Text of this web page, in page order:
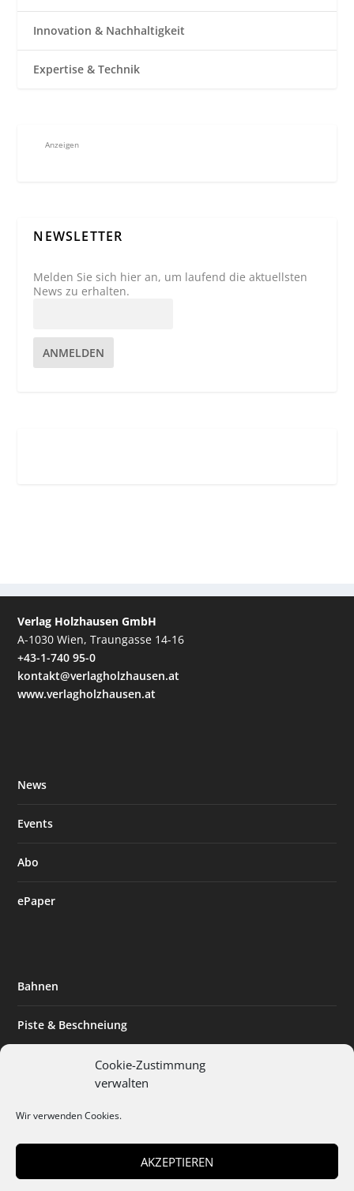
Cookie-Zustimmung
verwalten
Wir verwenden Cookies.
AKZEPTIEREN
Innovation & Nachhaltigkeit
Expertise & Technik
Anzeigen
NEWSLETTER
Melden Sie sich hier an, um laufend die aktuellsten
News zu erhalten.
ANMELDEN
Verlag Holzhausen GmbH
A-1030 Wien, Traungasse 14-16
+43-1-740 95-0
kontakt@verlagholzhausen.at
www.verlagholzhausen.at
News
Events
Abo
ePaper
Bahnen
Piste & Beschneiung
Expertise & Technik